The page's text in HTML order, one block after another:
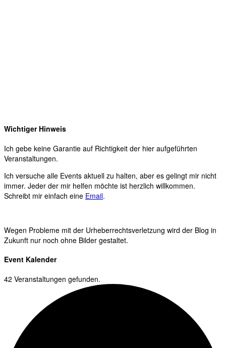
Wichtiger Hinweis
Ich gebe keine Garantie auf Richtigkeit der hier aufgeführten
Veranstaltungen.
Ich versuche alle Events aktuell zu halten, aber es gelingt mir nicht
immer. Jeder der mir helfen möchte ist herzlich willkommen.
Schreibt mir einfach eine Email.
Wegen Probleme mit der Urheberrechtsverletzung wird der Blog in
Zukunft nur noch ohne Bilder gestaltet.
Event Kalender
42 Veranstaltungen gefunden.